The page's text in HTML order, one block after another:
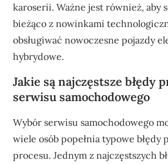
karoserii. Ważne jest również, aby
bieżąco z nowinkami
obsługiwać nowoczesne pojazdy
hybrydowe.
Jakie są najczęstsze błędy
serwisu samochodowego
Wybór serwisu samochodowego
wiele osób popełnia typowe błędy
procesu. Jednym z najczęstszych